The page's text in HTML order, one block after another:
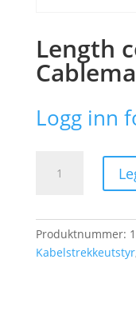
Length
Logg inn
counter
antall
Produktnummer:
Kabelstrekkeutstyr